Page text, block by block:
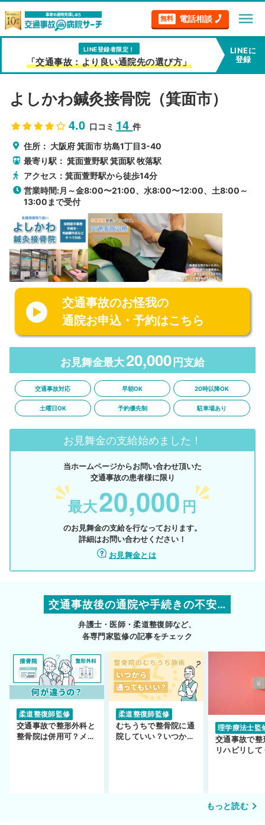
無料 電話相談 menu
LINE登録者限定！
「交通事故：より良い通院先の選び方」
LINEに
登録
よしかわ鍼灸接骨院（箕面市）
4.0 口コミ 14件
住所： 大阪府箕面市坊島1丁目3-40
最寄り駅：箕面萱野駅 箕面駅 牧落駅
アクセス：箕面萱野駅から徒歩14分
営業時間:月～金8:00〜21:00、水8:00〜12:00、土8:00～
13:00まで受付
交通事故のお怪我の
通院お申込・予約はこちら
お見舞金最大20,000 円支給
交通事故対応 早朝OK 20時以降OK
土曜日OK 予約優先制 駐車場あり
お見舞金の支給始めました！
当ホームページからお問い合わせ頂いた
交通事故の患者様に限り
最大20,000 円
のお見舞金の支給を行なっております。
詳細はお問い合わせください！
お見舞金とは
交通事故後の通院や手続きの不安…
弁護士・医師・柔道整復師など、
各専門家監修の記事をチェック
柔道整復師監修
交通事故で整形外科と
整骨院は併用可？メリ
柔道整復師監修
むちうちで整骨院に通
院していい？いつから
理学療法士監
交通事故で整
リハビリして
もっと読む